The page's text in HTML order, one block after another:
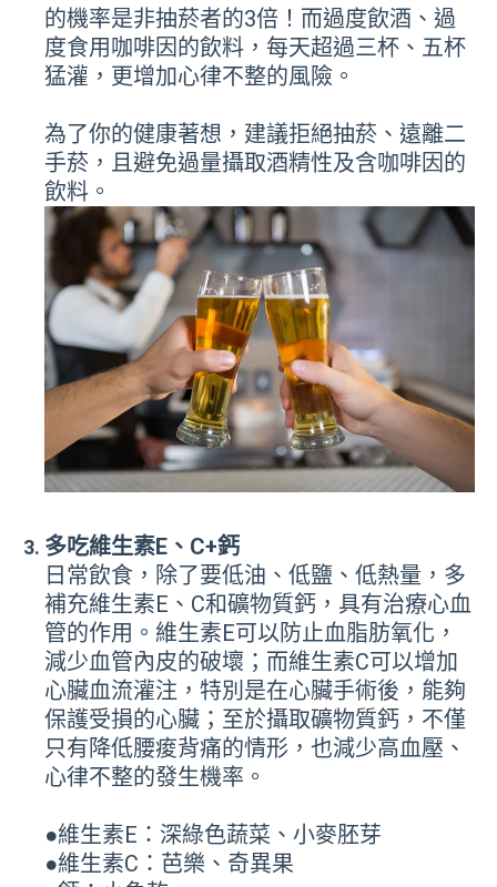
的機率是非抽菸者的3倍！而過度飲酒、過
度食用咖啡因的飲料，每天超過三杯、五杯
猛灌，更增加心律不整的風險。
為了你的健康著想，建議拒絕抽菸、遠離二
手菸，且避免過量攝取酒精性及含咖啡因的
飲料。
多吃維生素E、C+鈣
日常飲食，除了要低油、低鹽、低熱量，多
補充維生素E、C和礦物質鈣，具有治療心血
管的作用。維生素E可以防止血脂肪氧化，
減少血管內皮的破壞；而維生素C可以增加
心臟血流灌注，特別是在心臟手術後，能夠
保護受損的心臟；至於攝取礦物質鈣，不僅
只有降低腰痠背痛的情形，也減少高血壓、
心律不整的發生機率。
●維生素E：深綠色蔬菜、小麥胚芽
●維生素C：芭樂、奇異果